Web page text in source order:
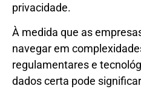
privacidade.
À medida que as
navegar em
regulamentares e
dados certa pode